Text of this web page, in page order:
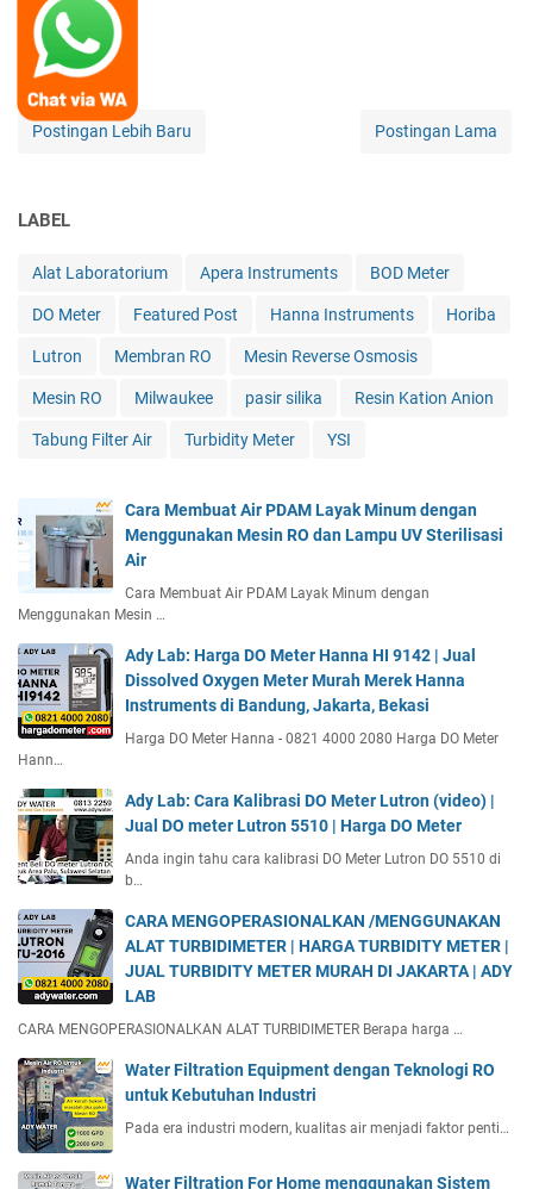
Postingan Lebih Baru Postingan Lama
LABEL
Alat Laboratorium Apera Instruments BOD Meter
DO Meter Featured Post Hanna Instruments Horiba
Lutron Membran RO Mesin Reverse Osmosis
Mesin RO Milwaukee pasir silika Resin Kation Anion
Tabung Filter Air Turbidity Meter YSI
Cara Membuat Air PDAM Layak Minum dengan
Menggunakan Mesin RO dan Lampu UV Sterilisasi
Air
Cara Membuat Air PDAM Layak Minum dengan
Menggunakan Mesin …
Ady Lab: Harga DO Meter Hanna HI 9142 | Jual
Dissolved Oxygen Meter Murah Merek Hanna
Instruments di Bandung, Jakarta, Bekasi
Harga DO Meter Hanna - 0821 4000 2080 Harga DO Meter
Hann…
Ady Lab: Cara Kalibrasi DO Meter Lutron (video) |
Jual DO meter Lutron 5510 | Harga DO Meter
Anda ingin tahu cara kalibrasi DO Meter Lutron DO 5510 di
b…
CARA MENGOPERASIONALKAN /MENGGUNAKAN
ALAT TURBIDIMETER | HARGA TURBIDITY METER |
JUAL TURBIDITY METER MURAH DI JAKARTA | ADY
LAB
CARA MENGOPERASIONALKAN ALAT TURBIDIMETER Berapa harga …
Water Filtration Equipment dengan Teknologi RO
untuk Kebutuhan Industri
Pada era industri modern, kualitas air menjadi faktor penti…
Water Filtration For Home menggunakan Sistem